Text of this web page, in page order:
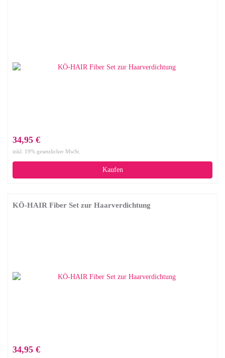
34,95 €
inkl. 19% gesetzlicher MwSt.
Kaufen
KÖ-HAIR Fiber Set zur Haarverdichtung
34,95 €